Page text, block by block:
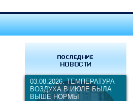
03.08.2026. ТЕМПЕРАТУРА
ВОЗДУХА В ИЮЛЕ БЫЛА
ВЫШЕ НОРМЫ